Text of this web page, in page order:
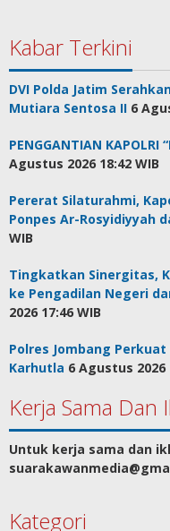
Kabar Terkini
DVI Polda Jatim
Mutiara Sentosa II 6
PENGGANTIAN KAPOLRI
Agustus 2026 18:42 WIB
Pererat Silaturahmi,
Ponpes Ar-Rosyidiyyah
WIB
Tingkatkan Sinergitas,
ke Pengadilan Negeri
2026 17:46 WIB
Polres Jombang
Karhutla 6 Agustus 2026
Kerja Sama Dan
Untuk kerja sama dan
Kategori